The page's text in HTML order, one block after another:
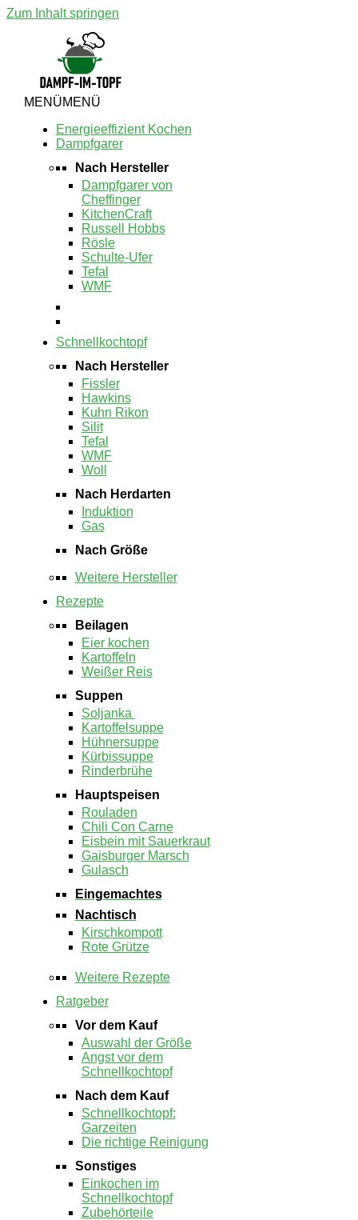
Zum Inhalt springen
MENÜMENÜ
Energieeffizient Kochen
Dampfgarer
Nach Hersteller
Dampfgarer von
Cheffinger
KitchenCraft
Russell Hobbs
Rösle
Schulte-Ufer
Tefal
WMF
Schnellkochtopf
Nach Hersteller
Fissler
Hawkins
Kuhn Rikon
Silit
Tefal
WMF
Woll
Nach Herdarten
Induktion
Gas
Nach Größe
Weitere Hersteller
Rezepte
Beilagen
Eier kochen
Kartoffeln
Weißer Reis
Suppen
Soljanka
Kartoffelsuppe
Hühnersuppe
Kürbissuppe
Rinderbrühe
Hauptspeisen
Rouladen
Chili Con Carne
Eisbein mit Sauerkraut
Gaisburger Marsch
Gulasch
Eingemachtes
Nachtisch
Kirschkompott
Rote Grütze
Weitere Rezepte
Ratgeber
Vor dem Kauf
Auswahl der Größe
Angst vor dem
Schnellkochtopf
Nach dem Kauf
Schnellkochtopf:
Garzeiten
Die richtige Reinigung
Sonstiges
Einkochen im
Schnellkochtopf
Zubehörteile